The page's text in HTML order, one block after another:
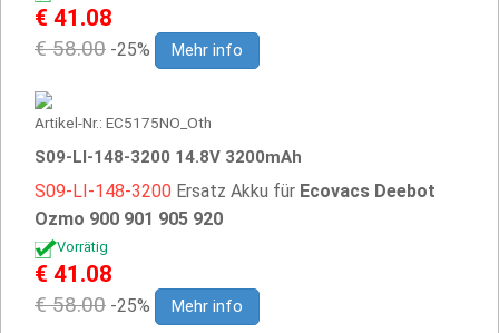
€ 41.08
€ 58.00 -25% Mehr info
Artikel-Nr.: EC5175NO_Oth
S09-LI-148-3200 14.8V 3200mAh
S09-LI-148-3200 Ersatz Akku für Ecovacs Deebot
Ozmo 900 901 905 920
Vorrätig
€ 41.08
€ 58.00 -25% Mehr info